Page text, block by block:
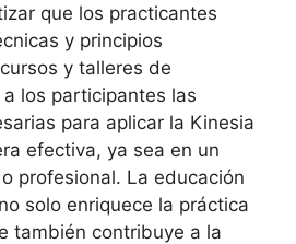
que los practicantes
y principios
y talleres de
los participantes las
para aplicar la Kinesia
efectiva, ya sea en un
profesional. La educación
solo enriquece la práctica
también contribuye a la